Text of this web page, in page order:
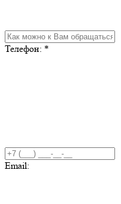
Телефон: *
Email: